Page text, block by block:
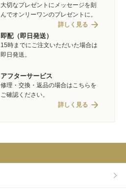
大切なプレゼントにメッセージを刻
んでオンリーワンのプレゼントに。
詳しく見る arrow_forward
即配（即日発送）
15時までにご注文いただいた場合は
即日発送。
アフターサービス
修理・交換・返品の場合はこちらを
ご確認ください。
詳しく見る arrow_forward